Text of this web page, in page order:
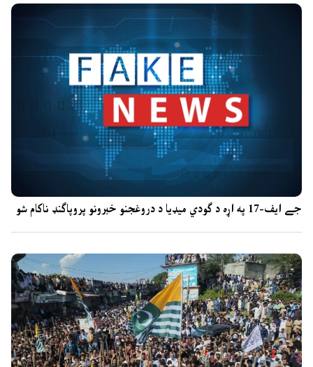
جے ایف-17 په اړه د ګودي میډیا د دروغجنو خبرونو پروپاګنډ ناکام شو